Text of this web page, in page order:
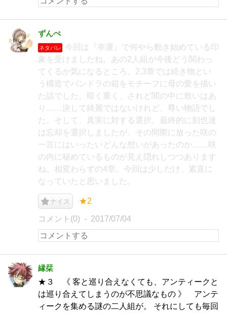
ずんぺ
ネタバレ
今回は『幸運』で何やら動き始めている印
象を受けましたね。あの2人組が今後どう関わっ
てくるか気になるところ。2,3章では続き物とい
う構造でパンドラの箱をモチーフに母の愛を描い
た話でした。暗く重く、されど闇の中に救いはあ
り……決して綺麗ではないけれど、尊い物語でし
た。そして、真実に対する選択。最終的に刻也達
は忘却を選択しましたが、その間際に放った咲の
一言にはいったいどんな想いがあったのか……咲
の内に秘めているものが見え隠れしつつあります
ね。相変わらずの4章。今回は少しだけ、素直に
なっていたと思いました。
ナイス ★2
コメント(0) 2017/07/04
縁栞
★３ 《 客と巡り合えなくても、アンティークと
は巡り合えてしまうのが不思議なもの 》 アンテ
ィークを集める謎の二人組が。 それにしても毎回